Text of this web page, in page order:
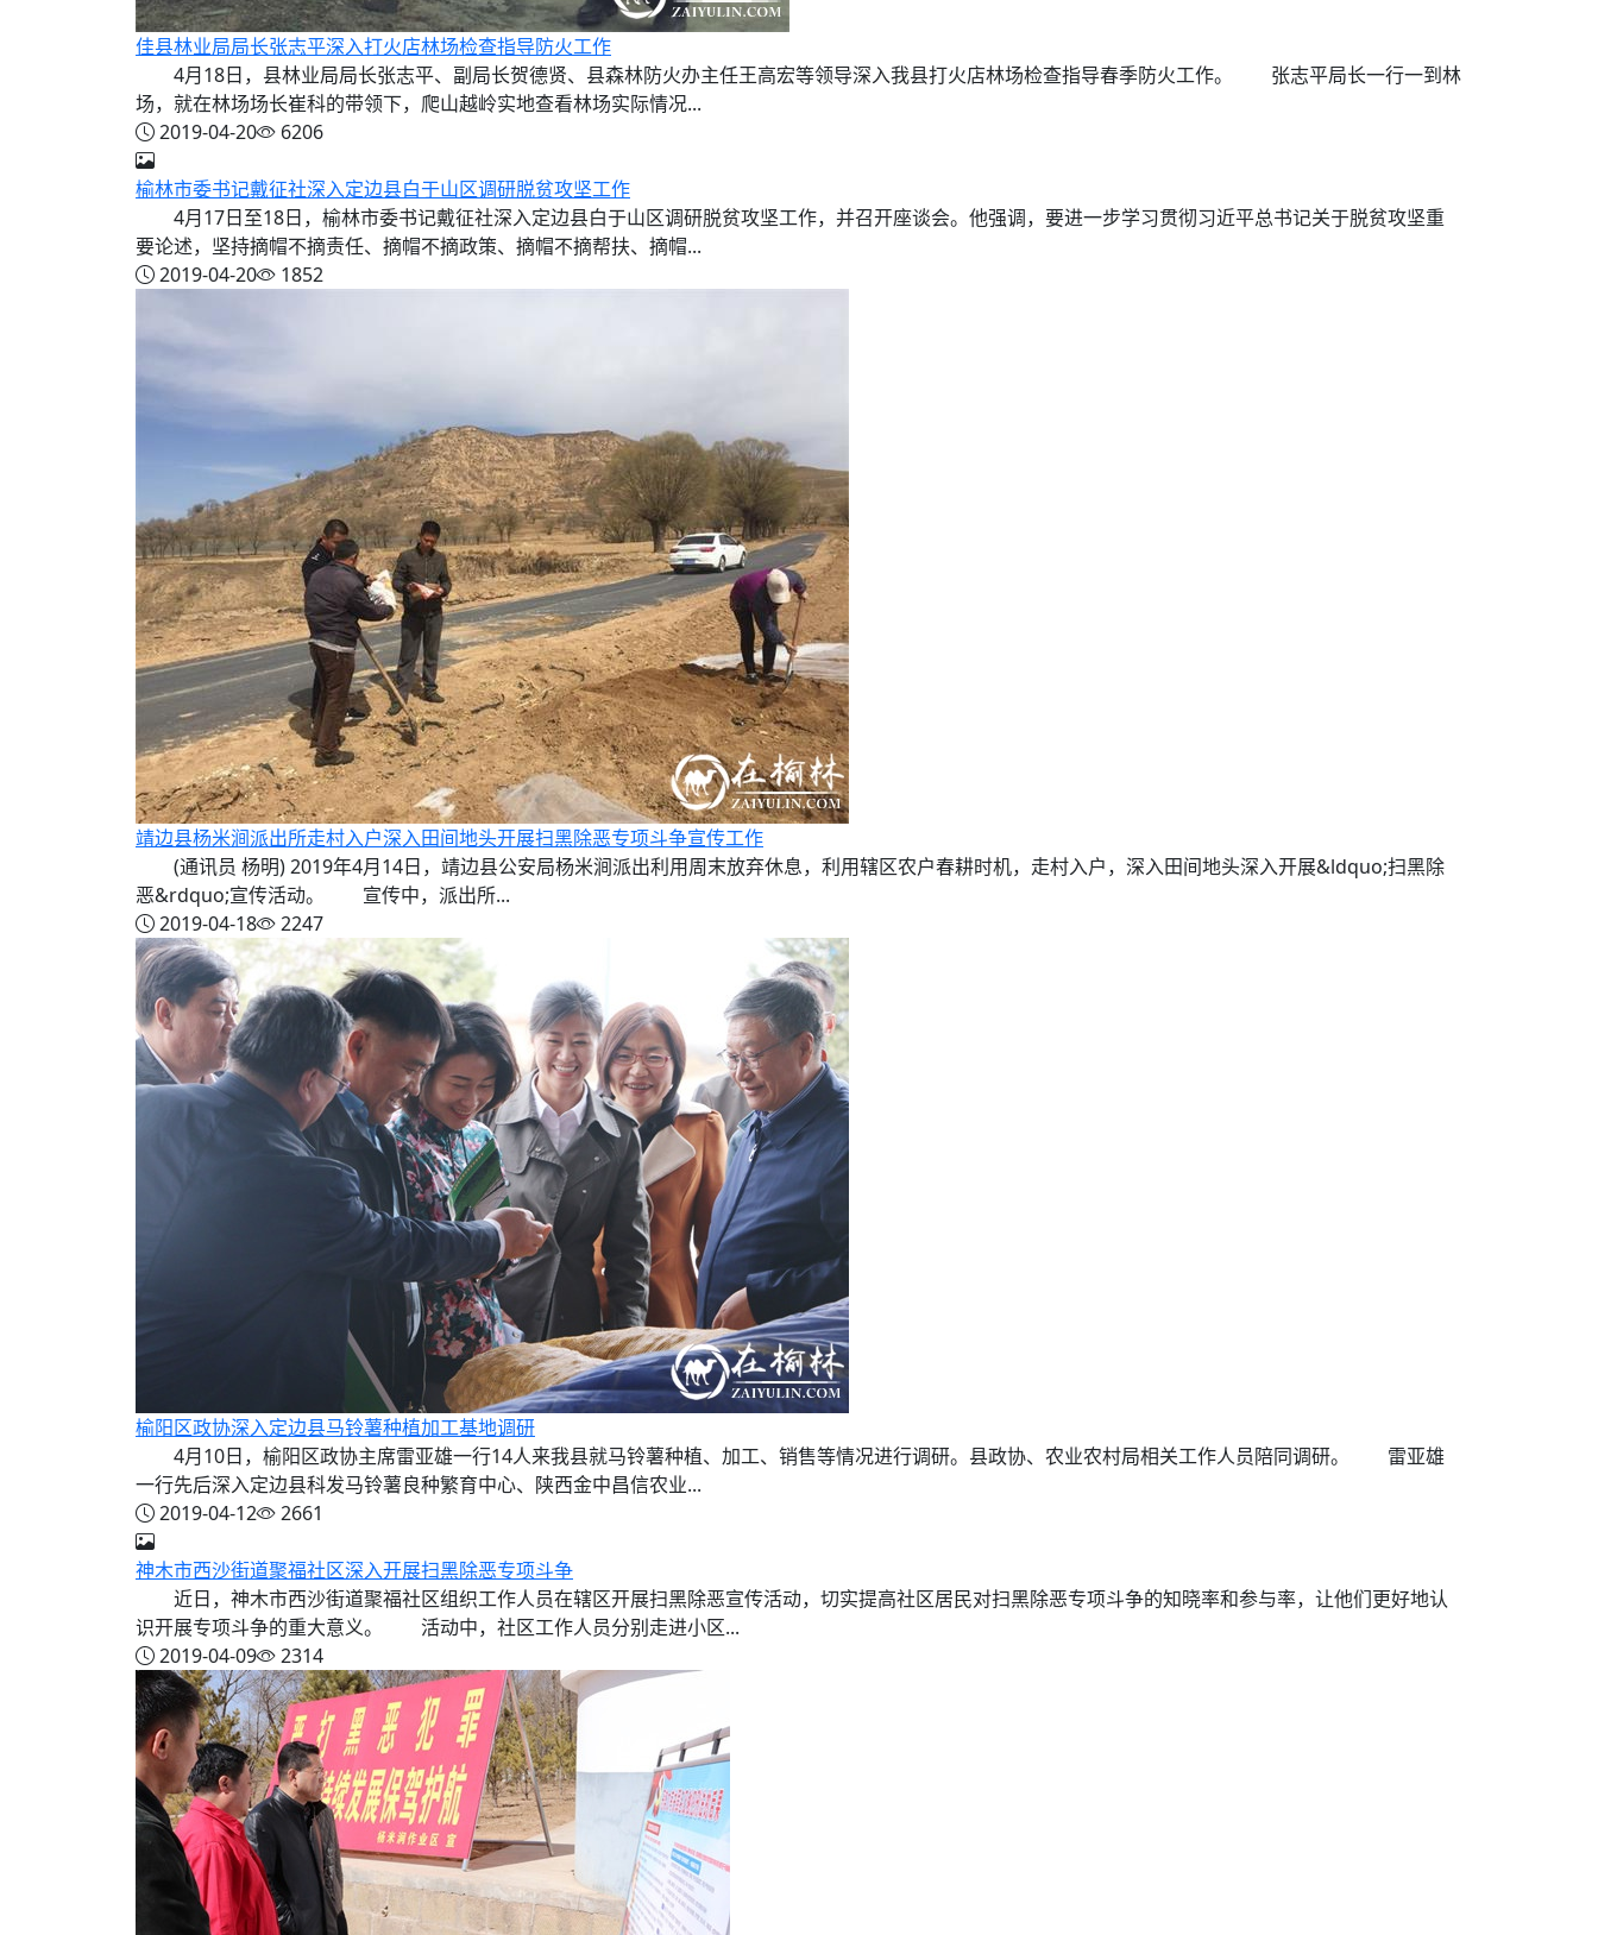
佳县林业局局长张志平深入打火店林场检查指导防火工作
4月18日，县林业局局长张志平、副局长贺德贤、县森林防火办主任王高宏等领导深入我县打火店林场检查指导春季防火工作。 张志平局长一行一到林
场，就在林场场长崔科的带领下，爬山越岭实地查看林场实际情况...
2019-04-20
6206
榆林市委书记戴征社深入定边县白于山区调研脱贫攻坚工作
4月17日至18日，榆林市委书记戴征社深入定边县白于山区调研脱贫攻坚工作，并召开座谈会。他强调，要进一步学习贯彻习近平总书记关于脱贫攻坚重
要论述，坚持摘帽不摘责任、摘帽不摘政策、摘帽不摘帮扶、摘帽...
2019-04-20
1852
靖边县杨米涧派出所走村入户深入田间地头开展扫黑除恶专项斗争宣传工作
(通讯员 杨明) 2019年4月14日，靖边县公安局杨米涧派出利用周末放弃休息，利用辖区农户春耕时机，走村入户，深入田间地头深入开展&ldquo;扫黑除
恶&rdquo;宣传活动。 宣传中，派出所...
2019-04-18
2247
榆阳区政协深入定边县马铃薯种植加工基地调研
4月10日，榆阳区政协主席雷亚雄一行14人来我县就马铃薯种植、加工、销售等情况进行调研。县政协、农业农村局相关工作人员陪同调研。 雷亚雄
一行先后深入定边县科发马铃薯良种繁育中心、陕西金中昌信农业...
2019-04-12
2661
神木市西沙街道聚福社区深入开展扫黑除恶专项斗争
近日，神木市西沙街道聚福社区组织工作人员在辖区开展扫黑除恶宣传活动，切实提高社区居民对扫黑除恶专项斗争的知晓率和参与率，让他们更好地认
识开展专项斗争的重大意义。 活动中，社区工作人员分别走进小区...
2019-04-09
2314